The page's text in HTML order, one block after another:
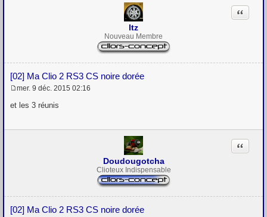
ltz
Nouveau Membre
[02] Ma Clio 2 RS3 CS noire dorée
Citation
e
a
mer. 9 déc. 2015 02:16
et les 3 réunis
Doudougotcha
Clioteux Indispensable
[02] Ma Clio 2 RS3 CS noire dorée
Citation